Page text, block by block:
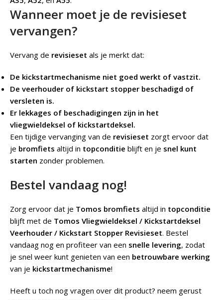
Wanneer moet je de revisieset
vervangen?
Vervang de revisieset als je merkt dat:
De kickstartmechanisme niet goed werkt of vastzit.
De veerhouder of kickstart stopper beschadigd of
versleten is.
Er lekkages of beschadigingen zijn in het
vliegwieldeksel of kickstartdeksel.
Een tijdige vervanging van de revisieset zorgt ervoor dat
je bromfiets altijd in topconditie blijft en je snel kunt
starten zonder problemen.
Bestel vandaag nog!
Zorg ervoor dat je Tomos bromfiets altijd in topconditie
blijft met de Tomos Vliegwieldeksel / Kickstartdeksel
Veerhouder / Kickstart Stopper Revisieset. Bestel
vandaag nog en profiteer van een snelle levering, zodat
je snel weer kunt genieten van een betrouwbare werking
van je kickstartmechanisme!
Heeft u toch nog vragen over dit product? neem gerust